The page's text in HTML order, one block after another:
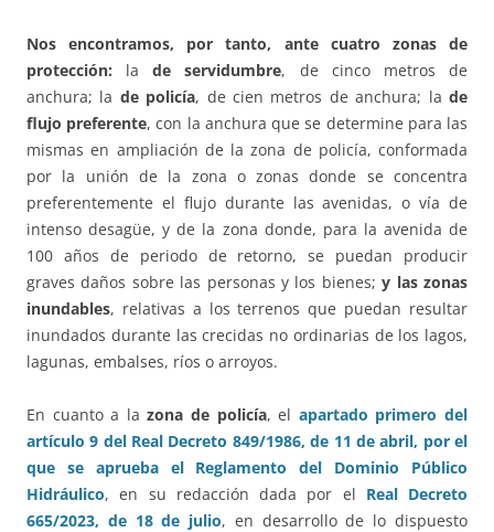
Nos encontramos, por tanto, ante cuatro zonas de
protección: lade servidumbre, de cinco metros de
anchura; la de policía, de cien metros de anchura; lade
flujo preferente, con la anchura que se determine para las
mismas en ampliación de la zona de policía, conformada
por la unión de la zona o zonas donde se concentra
preferentemente el flujo durante las avenidas, o vía de
intenso desagüe, y de la zona donde, para la avenida de
100 años de periodo de retorno, se puedan producir
graves daños sobre las personas y los bienes;y las zonas
inundables, relativas a los terrenos que puedan resultar
inundados durante las crecidas no ordinarias de los lagos,
lagunas, embalses, ríos o arroyos.
En cuanto a lazona de policía, el apartado primero del
artículo 9 del Real Decreto 849/1986, de 11 de abril, por el
que se aprueba el Reglamento del Dominio Público
Hidráulico, en su redacción dada por el Real Decreto
665/2023, de 18 de julio, en desarrollo de lo dispuesto